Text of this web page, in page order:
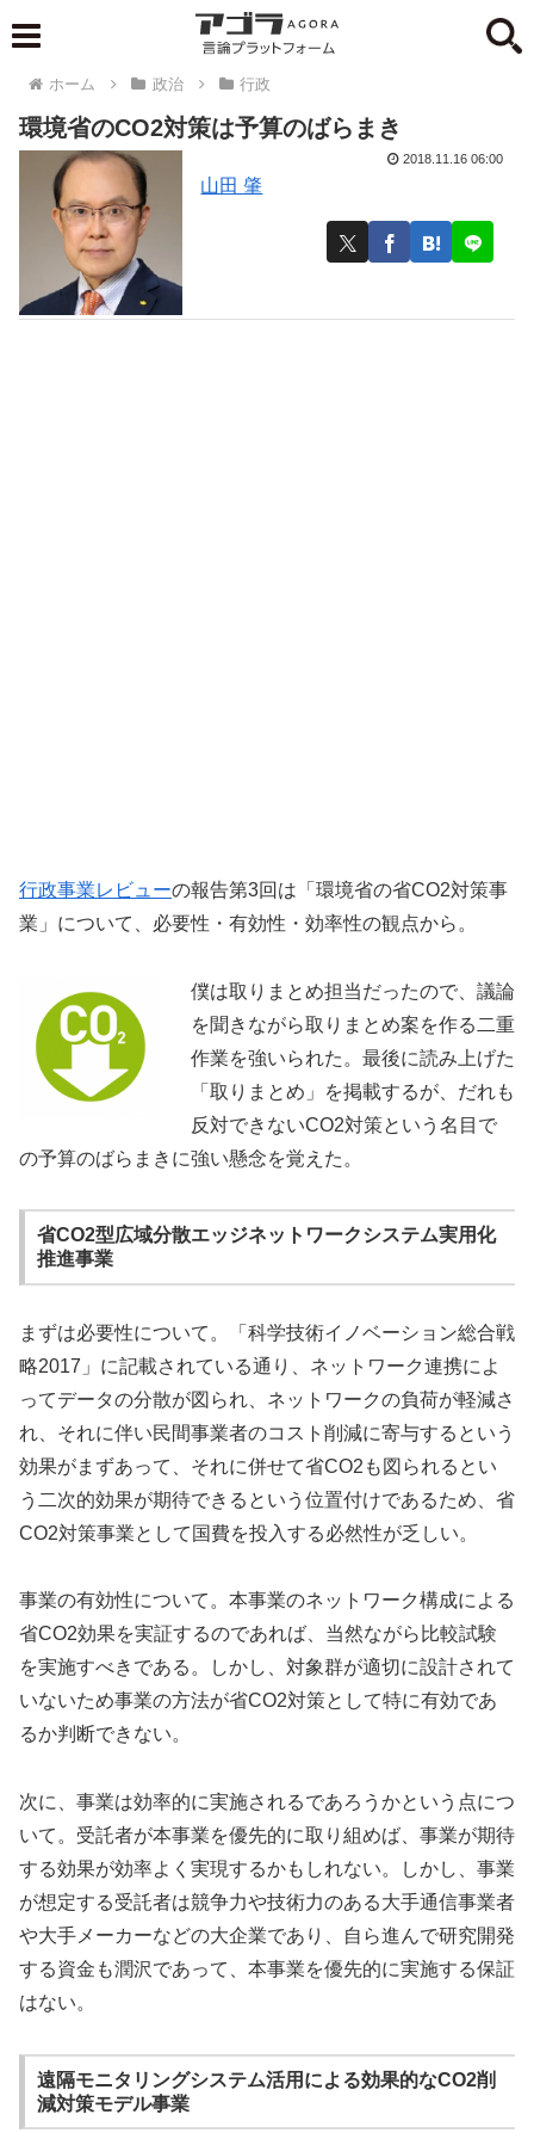
ホーム 政治 行政
環境省のCO2対策は予算のばらまき
山田 肇
2018.11.16 06:00
行政事業レビューの報告第3回は「環境省の省CO2対策事
業」について、必要性・有効性・効率性の観点から。
僕は取りまとめ担当だったので、議論
を聞きながら取りまとめ案を作る二重
作業を強いられた。最後に読み上げた
「取りまとめ」を掲載するが、だれも
反対できないCO2対策という名目で
の予算のばらまきに強い懸念を覚えた。
省CO2型広域分散エッジネットワークシステム実用化
推進事業
まずは必要性について。「科学技術イノベーション総合戦
略2017」に記載されている通り、ネットワーク連携によ
ってデータの分散が図られ、ネットワークの負荷が軽減さ
れ、それに伴い民間事業者のコスト削減に寄与するという
効果がまずあって、それに併せて省CO2も図られるとい
う二次的効果が期待できるという位置付けであるため、省
CO2対策事業として国費を投入する必然性が乏しい。
事業の有効性について。本事業のネットワーク構成による
省CO2効果を実証するのであれば、当然ながら比較試験
を実施すべきである。しかし、対象群が適切に設計されて
いないため事業の方法が省CO2対策として特に有効であ
るか判断できない。
次に、事業は効率的に実施されるであろうかという点につ
いて。受託者が本事業を優先的に取り組めば、事業が期待
する効果が効率よく実現するかもしれない。しかし、事業
が想定する受託者は競争力や技術力のある大手通信事業者
や大手メーカーなどの大企業であり、自ら進んで研究開発
する資金も潤沢であって、本事業を優先的に実施する保証
はない。
遠隔モニタリングシステム活用による効果的なCO2削
減対策モデル事業